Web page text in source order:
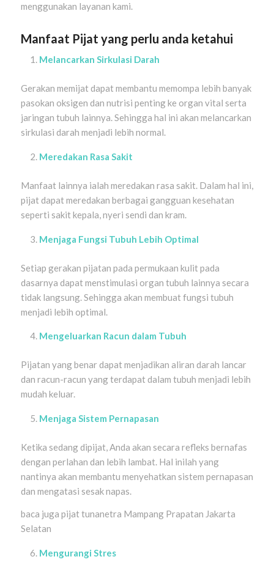
menggunakan layanan kami.
Manfaat Pijat yang perlu anda ketahui
Melancarkan Sirkulasi Darah
Gerakan memijat dapat membantu memompa lebih banyak
pasokan oksigen dan nutrisi penting ke organ vital serta
jaringan tubuh lainnya. Sehingga hal ini akan melancarkan
sirkulasi darah menjadi lebih normal.
Meredakan Rasa Sakit
Manfaat lainnya ialah meredakan rasa sakit. Dalam hal ini,
pijat dapat meredakan berbagai gangguan kesehatan
seperti sakit kepala, nyeri sendi dan kram.
Menjaga Fungsi Tubuh Lebih Optimal
Setiap gerakan pijatan pada permukaan kulit pada
dasarnya dapat menstimulasi organ tubuh lainnya secara
tidak langsung. Sehingga akan membuat fungsi tubuh
menjadi lebih optimal.
Mengeluarkan Racun dalam Tubuh
Pijatan yang benar dapat menjadikan aliran darah lancar
dan racun-racun yang terdapat dalam tubuh menjadi lebih
mudah keluar.
Menjaga Sistem Pernapasan
Ketika sedang dipijat, Anda akan secara refleks bernafas
dengan perlahan dan lebih lambat. Hal inilah yang
nantinya akan membantu menyehatkan sistem pernapasan
dan mengatasi sesak napas.
baca juga pijat tunanetra Mampang Prapatan Jakarta
Selatan
Mengurangi Stres